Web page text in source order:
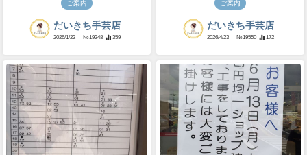
ご案内
だいきち手芸店
2026/1/22 - №19248 359
ご案内
だいきち手芸店
2026/4/23 - №19550 172